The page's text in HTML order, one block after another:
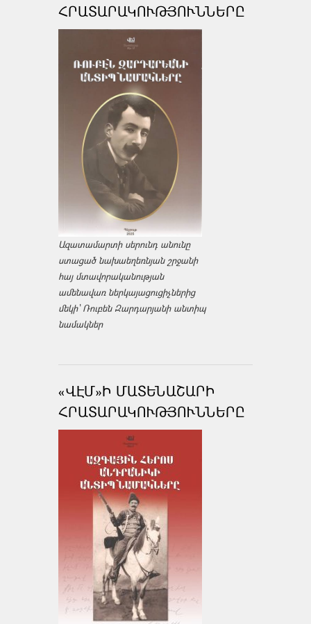
ՀՐԱՏԱՐԱԿՈՒԹՅՈՒՆՆԵՐԸ
Ազատամարտի սերունդ անունը
ստացած նախաեղեռնյան շրջանի
հայ մտավորականության
ամենավառ ներկայացուցիչներից
մեկի՝ Ռուբեն Զարդարյանի անտիպ
նամակներ
«ՎԷՄ»Ի ՄԱՏԵՆԱՇԱՐԻ
ՀՐԱՏԱՐԱԿՈՒԹՅՈՒՆՆԵՐԸ